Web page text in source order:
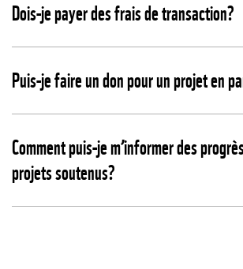
Dois-je payer des frais de transaction?
Puis-je faire un don pour un projet en
Comment puis-je m’informer des
projets soutenus?